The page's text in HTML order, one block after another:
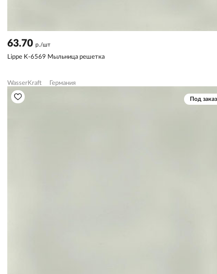
63.70 р./шт
Lippe K-6569 Мыльница решетка
WasserKraft Германия
Под заказ